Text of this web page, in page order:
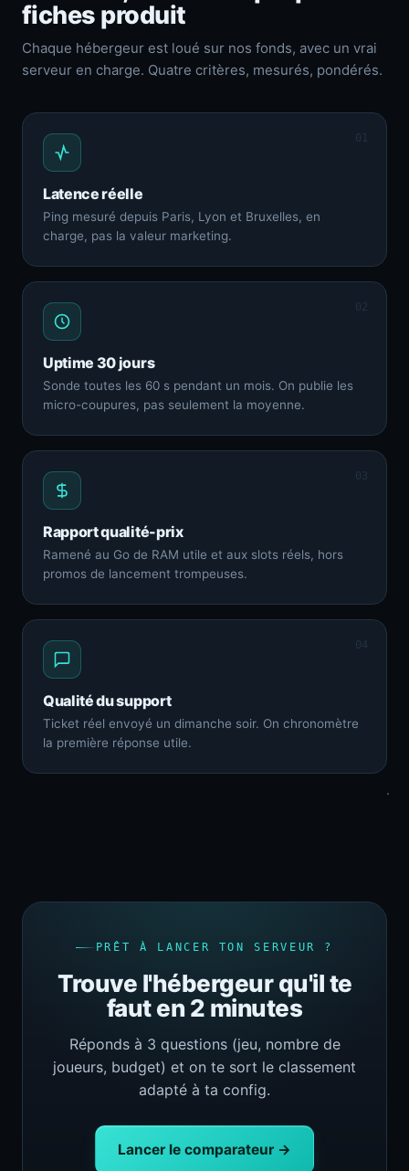
fiches produit
Chaque hébergeur est loué sur nos fonds, avec un vrai
serveur en charge. Quatre critères, mesurés, pondérés.
01
Latence réelle
Ping mesuré depuis Paris, Lyon et Bruxelles, en
charge, pas la valeur marketing.
02
Uptime 30 jours
Sonde toutes les 60 s pendant un mois. On publie les
micro-coupures, pas seulement la moyenne.
03
Rapport qualité-prix
Ramené au Go de RAM utile et aux slots réels, hors
promos de lancement trompeuses.
04
Qualité du support
Ticket réel envoyé un dimanche soir. On chronomètre
la première réponse utile.
PRÊT À LANCER TON SERVEUR ?
Trouve l'hébergeur qu'il te
faut en 2 minutes
Réponds à 3 questions (jeu, nombre de
joueurs, budget) et on te sort le classement
adapté à ta config.
Lancer le comparateur →